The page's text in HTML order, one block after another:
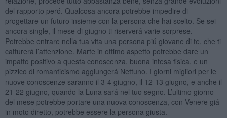
del rapporto peró. Qualcosa ancora potrebbe impedire di
progettare un futuro insieme con la persona che hai scelto. Se sei
ancora single, il mese di giugno ti riserverá varie sorprese.
Potrebbe entrare nella tua vita una persona piú giovane di te, che ti
catturerá l’attenzione. Marte in ottimo aspetto potrebbe dare un
impatto positivo a questa conoscenza, buona intesa fisica, e un
pizzico di romanticismo aggiungerá Nettuno. I giorni migliori per le
nuove conoscenze saranno il 3-4 giugno, il 12-13 giugno, e anche il
21-22 giugno, quando la Luna sará nel tuo segno. L’ultimo giorno
del mese potrebbe portare una nuova conoscenza, con Venere giá
in moto diretto, potrebbe essere la persona giusta.